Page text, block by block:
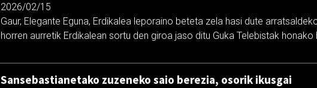
2026/02/15
Gaur, Elegante Eguna, Erdikalea leporaino beteta zela hasi dute
horren aurretik Erdikalean sortu den giroa jaso ditu Guka Telebistak honako
Sansebastianetako zuzeneko saio berezia, osorik ikusgai